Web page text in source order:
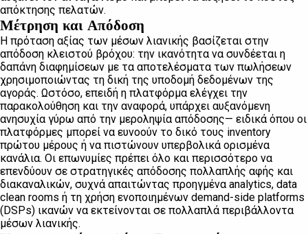
απόκτησης πελατών.
Μέτρηση και Απόδοση
Η πρόταση αξίας των μέσων λιανικής βασίζεται στην
απόδοση κλειστού βρόχου: την ικανότητα να συνδέεται η
δαπάνη διαφημίσεων με τα αποτελέσματα των πωλήσεων
χρησιμοποιώντας τη δική της υποδομή δεδομένων της
αγοράς. Ωστόσο, επειδή η πλατφόρμα ελέγχει την
παρακολούθηση και την αναφορά, υπάρχει αυξανόμενη
ανησυχία γύρω από την μεροληψία απόδοσης— ειδικά όπου οι
πλατφόρμες μπορεί να ευνοούν το δικό τους inventory
πρώτου μέρους ή να πιστώνουν υπερβολικά ορισμένα
κανάλια. Οι επωνυμίες πρέπει όλο και περισσότερο να
επενδύουν σε στρατηγικές απόδοσης πολλαπλής αφής και
διακαναλικών, συχνά απαιτώντας προηγμένα analytics, data
clean rooms ή τη χρήση ενοποιημένων demand-side platforms
(DSPs) ικανών να εκτείνονται σε πολλαπλά περιβάλλοντα
μέσων λιανικής.